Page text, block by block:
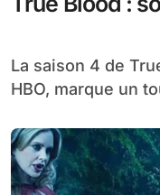
La saison 4 de True Blood, diffusée en 2011 sur
HBO, marque un